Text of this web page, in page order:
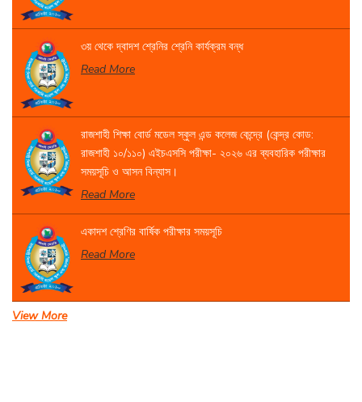
৩য় থেকে দ্বাদশ শ্রেনির শ্রেনি কার্যক্রম বন্ধ
Read More
রাজশাহী শিক্ষা বোর্ড মডেল স্কুল এন্ড কলেজ কেন্দ্রে (কেন্দ্র কোড:
রাজশাহী ১০/১১০) এইচএসসি পরীক্ষা- ২০২৬ এর ব্যবহারিক পরীক্ষার
সময়সূচি ও আসন বিন্যাস।
Read More
একাদশ শ্রেণির বার্ষিক পরীক্ষার সময়সূচি
Read More
View More